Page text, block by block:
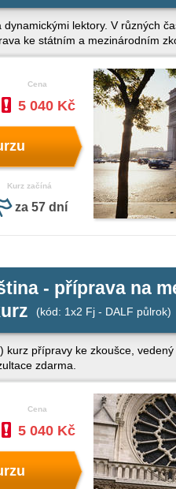
dynamickými lektory. V různých
ke státním a mezinárodním
Cena
5 040 Kč
Kurz začíná
za 57 dní
- příprava na
(kód: 1x2 Fj - DALF půlrok)
kurz přípravy ke zkoušce,
zdarma.
Cena
5 040 Kč